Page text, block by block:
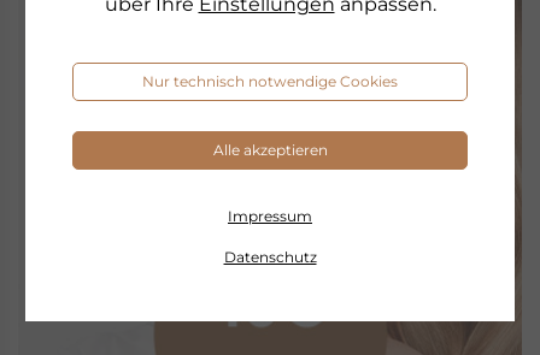
Nur technisch notwendige Cookies
Alle akzeptieren
Impressum
Datenschutz